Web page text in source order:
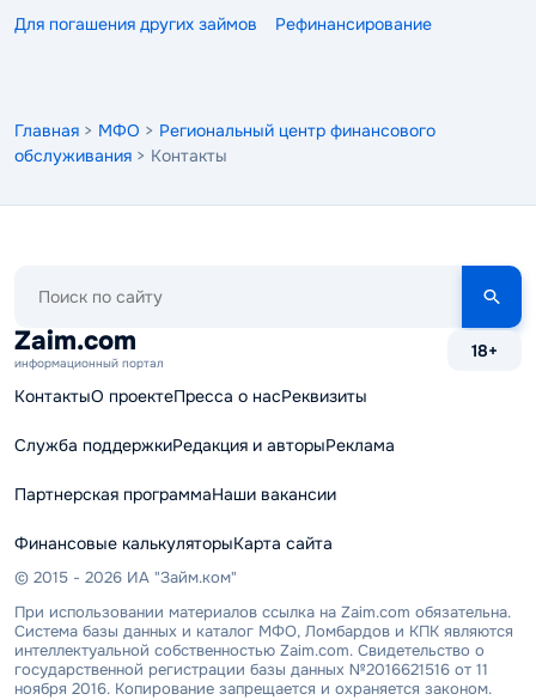
Для погашения других займов Рефинансирование
Главная > МФО > Региональный центр финансового
обслуживания > Контакты
сайту
Zaim.com
информационный портал
18+
КонтактыО проектеПресса о насРеквизиты
Служба поддержкиРедакция и авторыРеклама
Партнерская программаНаши вакансии
Финансовые калькуляторыКарта сайта
© 2015 - 2026 ИА "Займ.ком"
При использовании материалов ссылка на Zaim.com обязательна.
Система базы данных и каталог МФО, Ломбардов и КПК являются
интеллектуальной собственностью Zaim.com. Свидетельство о
государственной регистрации базы данных №2016621516 от 11
ноября 2016. Копирование запрещается и охраняется законом.